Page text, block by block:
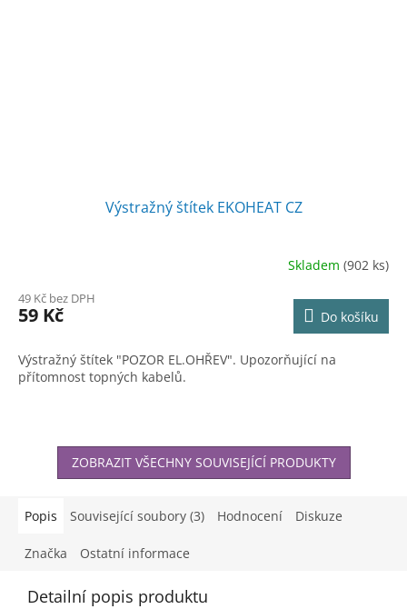
Výstražný štítek EKOHEAT CZ
produktu
je
z
5
hvězdiček.
Skladem(902 ks)
49 Kč bez DPH
59 Kč Do košíku
Výstražný štítek "POZOR EL.OHŘEV". Upozorňující na
přítomnost topných kabelů.
ZOBRAZIT VŠECHNY SOUVISEJÍCÍ PRODUKTY
Popis Související soubory (3) Hodnocení Diskuze
Značka Ostatní informace
Detailní popis produktu